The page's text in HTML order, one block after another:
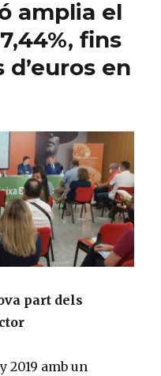
amplia el
fins
en
part dels
2019 amb un